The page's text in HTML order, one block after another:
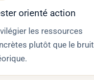
orienté action
les ressources
plutôt que le bruit